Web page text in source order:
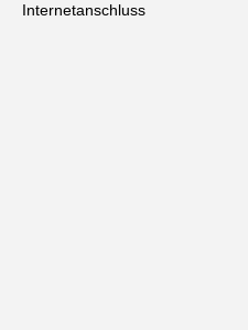
Internetanschluss